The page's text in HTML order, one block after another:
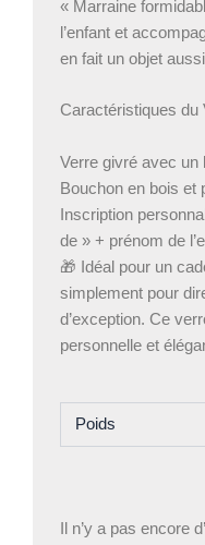
« Marraine
l’enfant et
en fait un objet
Caractéristiques du
Verre givré avec un
Bouchon en bois et
Inscription
de » + prénom de
🎁 Idéal pour un
simplement pour
d’exception. Ce
personnelle et
Poids
Il n’y a pas encore